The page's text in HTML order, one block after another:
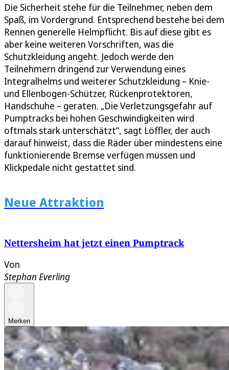
Die Sicherheit stehe für die Teilnehmer, neben dem
Spaß, im Vordergrund. Entsprechend bestehe bei dem
Rennen generelle Helmpflicht. Bis auf diese gibt es
aber keine weiteren Vorschriften, was die
Schutzkleidung angeht. Jedoch werde den
Teilnehmern dringend zur Verwendung eines
Integralhelms und weiterer Schutzkleidung – Knie-
und Ellenbogen-Schützer, Rückenprotektoren,
Handschuhe – geraten. „Die Verletzungsgefahr auf
Pumptracks bei hohen Geschwindigkeiten wird
oftmals stark unterschätzt“, sagt Löffler, der auch
darauf hinweist, dass die Räder über mindestens eine
funktionierende Bremse verfügen müssen und
Klickpedale nicht gestattet sind.
Neue Attraktion
Nettersheim hat jetzt einen Pumptrack
Von
Stephan Everling
Merken